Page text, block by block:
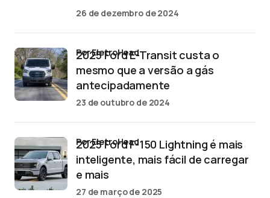
26 de dezembro de 2024
2025 Ford E-Transit custa o
mesmo que a versão a gás
antecipadamente
por EletroHead
23 de outubro de 2024
2025 Ford F-150 Lightning é mais
inteligente, mais fácil de carregar
e mais
por EletroHead
27 de março de 2025